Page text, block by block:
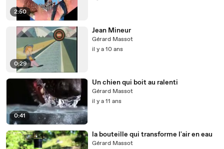
2:50
0:29
Jean Mineur
Gérard Massot
il y a 10 ans
0:41
Un chien qui boit au ralenti
Gérard Massot
il y a 11 ans
la bouteille qui transforme l'air en eau
Gérard Massot